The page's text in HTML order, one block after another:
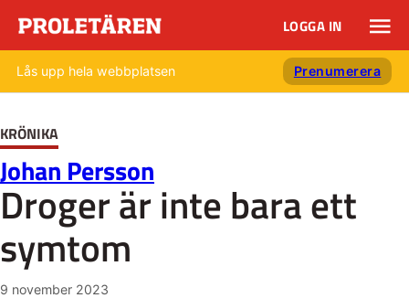
LOGGA IN
Lås upp hela webbplatsen Prenumerera
KRÖNIKA
Johan Persson
Droger är inte bara ett
symtom
9 november 2023